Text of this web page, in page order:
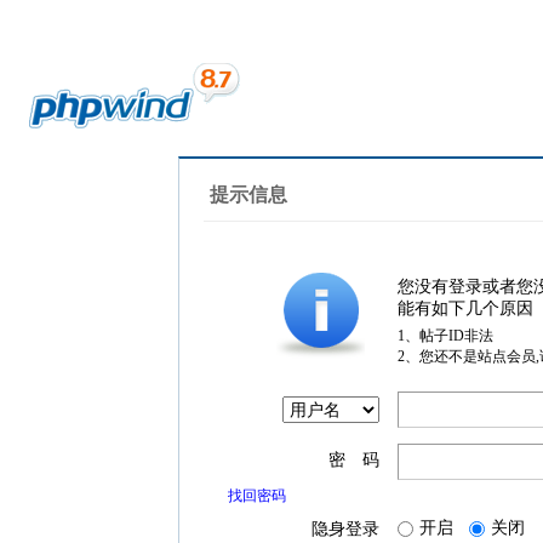
提示信息
您没有登录或者您
能有如下几个原因
1、帖子ID非法
2、您还不是站点会员
密 码
找回密码
隐身登录 开启 关闭